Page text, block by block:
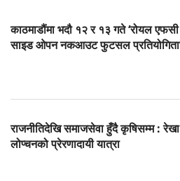
काठमाडौंमा भदौ १२ र १३ गते ‘रोयल
साइड ओपन नकआउट फुटसल
राजनीतिदेखि समाजसेवा हुँदै कृषिसम्म :
लोप्चनको प्रेरणादायी यात्रा